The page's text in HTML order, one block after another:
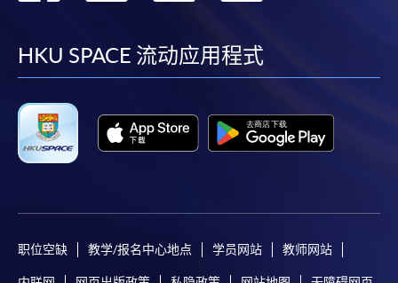
facebook
youtube
linkedin
HKU SPACE 流动应用程式
职位空缺 教学/报名中心地点 学员网站 教师网站